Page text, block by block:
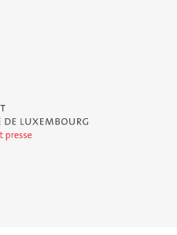
de Luxembourg - Service